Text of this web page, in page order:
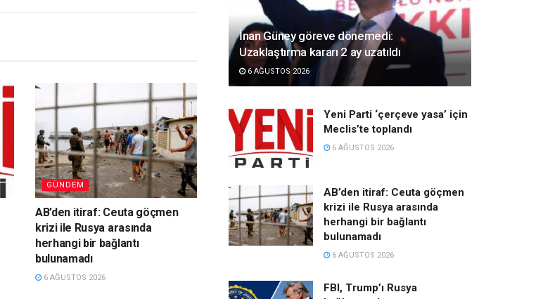
GÜNDEM
AB’den itiraf: Ceuta göçmen
krizi ile Rusya arasında
herhangi bir bağlantı
bulunamadı
6 AĞUSTOS 2026
İnan Güney göreve dönemedi:
Uzaklaştırma kararı 2 ay uzatıldı
6 AĞUSTOS 2026
Yeni Parti ‘çerçeve yasa’ için
Meclis’te toplandı
6 AĞUSTOS 2026
AB’den itiraf: Ceuta göçmen
krizi ile Rusya arasında
herhangi bir bağlantı
bulunamadı
6 AĞUSTOS 2026
FBI, Trump’ı Rusya